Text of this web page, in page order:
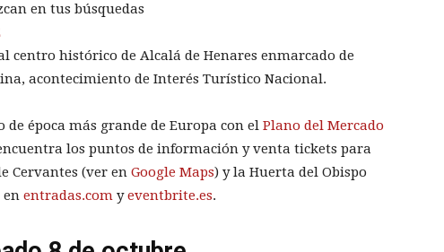
en tus búsquedas
centro histórico de Alcalá de Henares enmarcado de
acontecimiento de Interés Turístico Nacional.
época más grande de Europa con el Plano del Mercado
los puntos de información y venta tickets para
Cervantes (ver en Google Maps) y la Huerta del Obispo
en entradas.com yeventbrite.es.